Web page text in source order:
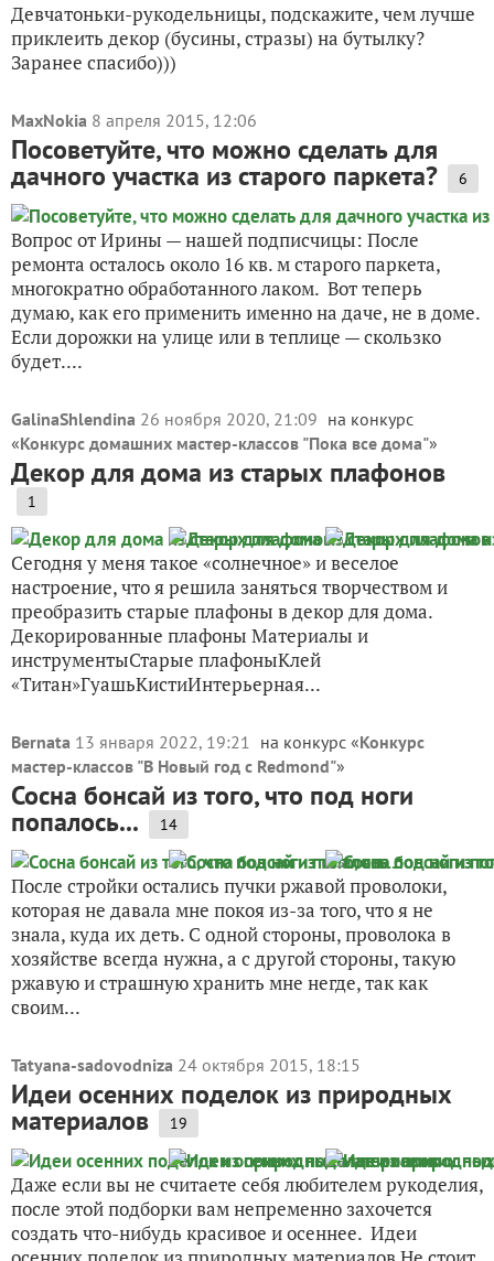
Девчатоньки-рукодельницы, подскажите, чем лучше
приклеить декор (бусины, стразы) на бутылку?
Заранее спасибо)))
MaxNokia 8 апреля 2015, 12:06
Посоветуйте, что можно сделать для
дачного участка из старого паркета? 6
Вопрос от Ирины — нашей подписчицы: После
ремонта осталось около 16 кв. м старого паркета,
многократно обработанного лаком. Вот теперь
думаю, как его применить именно на даче, не в доме.
Если дорожки на улице или в теплице — скользко
будет....
GalinaShlendina 26 ноября 2020, 21:09 на конкурс
«Конкурс домашних мастер-классов "Пока все дома"»
Декор для дома из старых плафонов
1
Сегодня у меня такое «солнечное» и веселое
настроение, что я решила заняться творчеством и
преобразить старые плафоны в декор для дома.
Декорированные плафоны Материалы и
инструментыСтарые плафоныКлей
«Титан»ГуашьКистиИнтерьерная...
Bernata 13 января 2022, 19:21 на конкурс «Конкурс
мастер-классов "В Новый год с Redmond"»
Сосна бонсай из того, что под ноги
попалось... 14
После стройки остались пучки ржавой проволоки,
которая не давала мне покоя из-за того, что я не
знала, куда их деть. С одной стороны, проволока в
хозяйстве всегда нужна, а с другой стороны, такую
ржавую и страшную хранить мне негде, так как
своим...
Tatyana-sadovodniza 24 октября 2015, 18:15
Идеи осенних поделок из природных
материалов 19
Даже если вы не считаете себя любителем рукоделия,
после этой подборки вам непременно захочется
создать что-нибудь красивое и осеннее. Идеи